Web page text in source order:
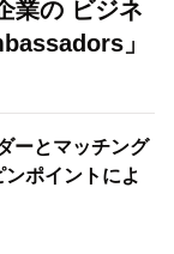
業の ビジネ
」
ーとマッチング
ポイントによ